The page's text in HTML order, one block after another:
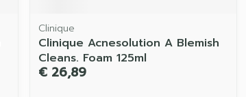
Clinique
Clinique Acnesolution A Blemish
Cleans. Foam 125ml
€ 26,89